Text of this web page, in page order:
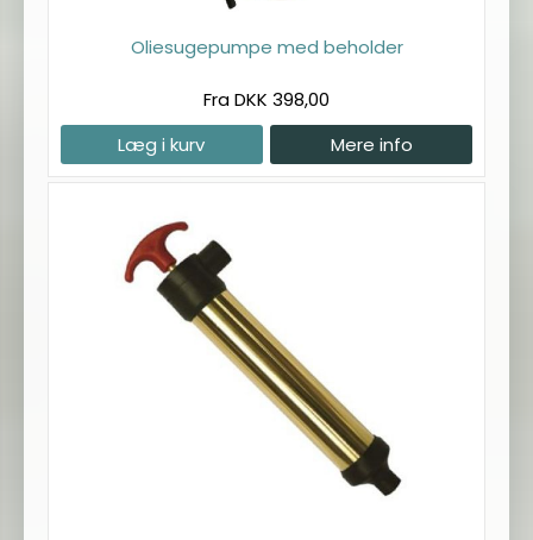
Oliesugepumpe med beholder
Fra DKK 398,00
Læg i kurv
Mere info